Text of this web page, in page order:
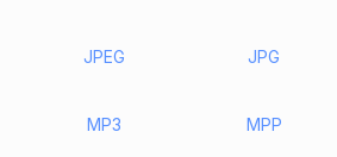
JPEG JPG
MP3 MPP